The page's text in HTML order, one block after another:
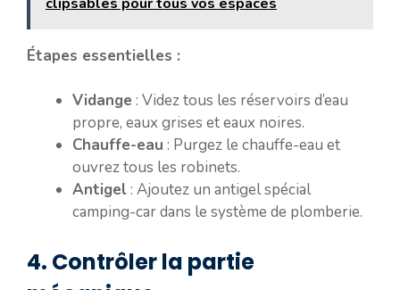
Étapes essentielles :
Vidange : Videz tous les réservoirs d’eau
propre, eaux grises et eaux noires.
Chauffe-eau : Purgez le chauffe-eau et
ouvrez tous les robinets.
Antigel : Ajoutez un antigel spécial
camping-car dans le système de plomberie.
4. Contrôler la partie